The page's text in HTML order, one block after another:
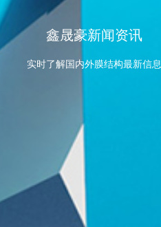
鑫晟豪新闻资讯
实时了解国内外膜结构最新信息